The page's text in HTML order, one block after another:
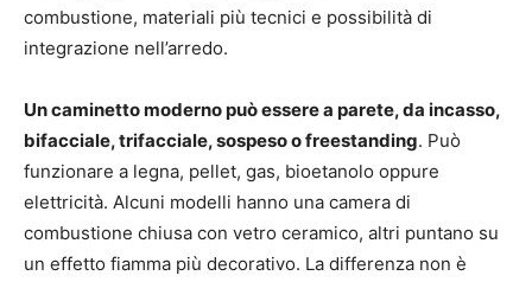
combustione, materiali più tecnici e possibilità di
integrazione nell’arredo.
Un caminetto moderno può essere a parete, da incasso,
bifacciale, trifacciale, sospeso o freestanding. Può
funzionare a legna, pellet, gas, bioetanolo oppure
elettricità. Alcuni modelli hanno una camera di
combustione chiusa con vetro ceramico, altri puntano su
un effetto fiamma più decorativo. La differenza non è